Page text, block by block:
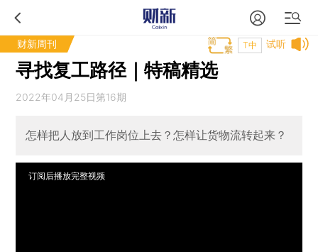
财新周刊 试听
T中
寻找复工路径｜特稿精选
2022年04月25日第16期
怎样把人放到工作岗位上去？怎样让货物流转起来？
订阅后播放完整视频